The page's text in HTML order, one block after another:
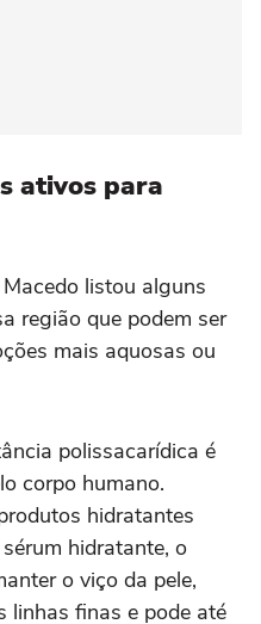
ativos para
listou alguns
região que podem ser
mais aquosas ou
polissacarídica é
corpo humano.
hidratantes
hidratante, o
o viço da pele,
linhas finas e pode até